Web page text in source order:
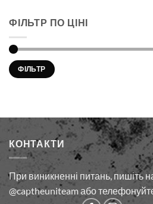
ФІЛЬТР ПО ЦІНІ
Мінімальна
ціна
Найбільша
цінаФІЛЬТР
КОНТАКТИ
При виникненні питань, пишіть
@captheuniteam або